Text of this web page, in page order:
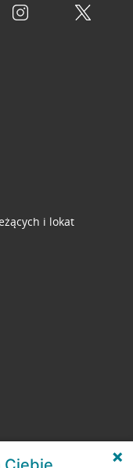
i lokat